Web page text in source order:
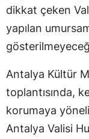
dikkat çeken
yapılan
Antalya Kültür
toplantısında,
korumaya
Antalya Valisi